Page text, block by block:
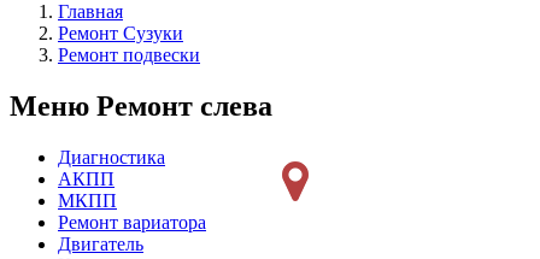
Главная
Ремонт Сузуки
Ремонт подвески
Меню Ремонт слева
Диагностика
АКПП
МКПП
Ремонт вариатора
Двигатель